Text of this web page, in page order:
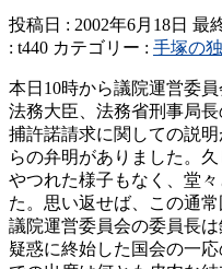
投稿日 : 2002年6月18日 最
: t440 カテゴリー : 手塚の
本日10時から議院運営委
法務大臣、法務省刑事局
捕許諾請求に関しての説
らの弁明がありました。
やつれた様子もなく、堂
た。思い返せば、この通
議院運営委員会の委員長
疑惑に終始した国会の一